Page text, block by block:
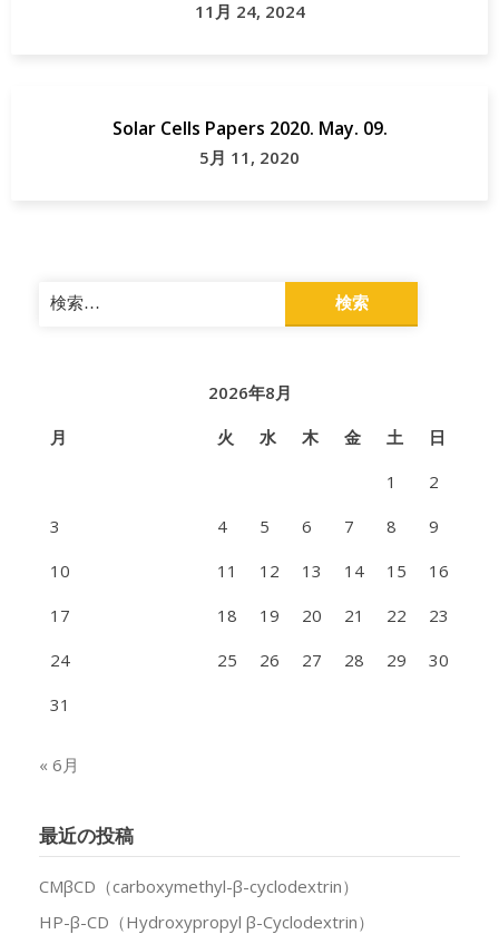
11月 24, 2024
Solar Cells Papers 2020. May. 09.
5月 11, 2020
検
索:
2026年8月
月
火 水 木 金 土
日
1
2
3
4 5 6 7 8
9
10
11 12 13 14 15
16
17
18 19 20 21 22
23
24
25 26 27 28 29
30
31
« 6月
最近の投稿
CMβCD（carboxymethyl-β-cyclodextrin）
HP-β-CD（Hydroxypropyl β-Cyclodextrin）